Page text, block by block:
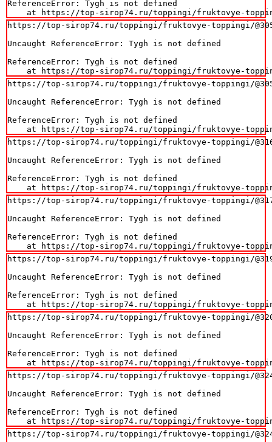
ReferenceError: Tygh is not defined
at https://top-sirop74.ru/toppingi/fruktovye-
https://top-sirop74.ru/toppingi/fruktovye-toppingi/
Uncaught ReferenceError: Tygh is not defined
ReferenceError: Tygh is not defined
at https://top-sirop74.ru/toppingi/fruktovye-
https://top-sirop74.ru/toppingi/fruktovye-toppingi/
Uncaught ReferenceError: Tygh is not defined
ReferenceError: Tygh is not defined
at https://top-sirop74.ru/toppingi/fruktovye-
https://top-sirop74.ru/toppingi/fruktovye-toppingi/
Uncaught ReferenceError: Tygh is not defined
ReferenceError: Tygh is not defined
at https://top-sirop74.ru/toppingi/fruktovye-
https://top-sirop74.ru/toppingi/fruktovye-toppingi/
Uncaught ReferenceError: Tygh is not defined
ReferenceError: Tygh is not defined
at https://top-sirop74.ru/toppingi/fruktovye-
https://top-sirop74.ru/toppingi/fruktovye-toppingi/
Uncaught ReferenceError: Tygh is not defined
ReferenceError: Tygh is not defined
at https://top-sirop74.ru/toppingi/fruktovye-
https://top-sirop74.ru/toppingi/fruktovye-toppingi/
Uncaught ReferenceError: Tygh is not defined
ReferenceError: Tygh is not defined
at https://top-sirop74.ru/toppingi/fruktovye-
https://top-sirop74.ru/toppingi/fruktovye-toppingi/
Uncaught ReferenceError: Tygh is not defined
ReferenceError: Tygh is not defined
at https://top-sirop74.ru/toppingi/fruktovye-
https://top-sirop74.ru/toppingi/fruktovye-toppingi/